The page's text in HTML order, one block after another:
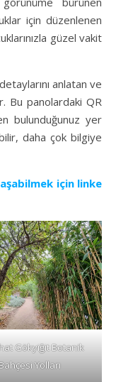
için düzenlenen
güzel vakit
anlatan ve
Bu panolardaki QR
bulunduğunuz yer
daha çok bilgiye
için linke
Gökyiğit Botanik
Yolları